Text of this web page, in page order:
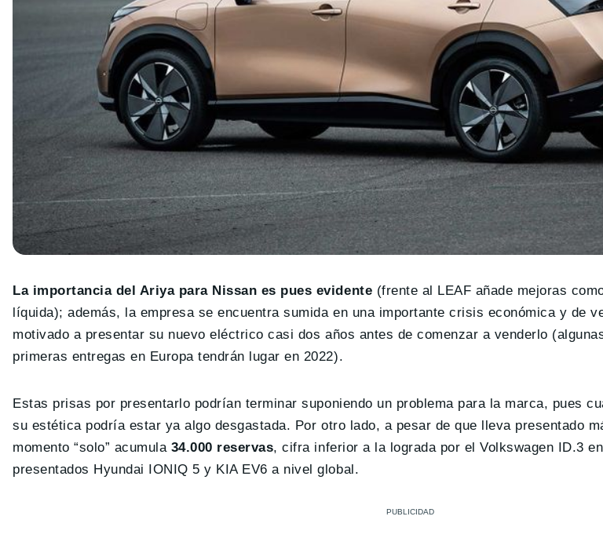
La importancia del Ariya para Nissan es pues evidente (frente al LEAF añade mejoras
líquida); además, la empresa se encuentra sumida en una importante crisis económica y de
motivado a presentar su nuevo eléctrico casi dos años antes de comenzar a venderlo
primeras entregas en Europa tendrán lugar en 2022).
Estas prisas por presentarlo podrían terminar suponiendo un problema para la marca, pues
su estética podría estar ya algo desgastada. Por otro lado, a pesar de que lleva presentado
momento “solo” acumula 34.000 reservas, cifra inferior a la lograda por el Volkswagen ID.3
presentados Hyundai IONIQ 5 y KIA EV6 a nivel global.